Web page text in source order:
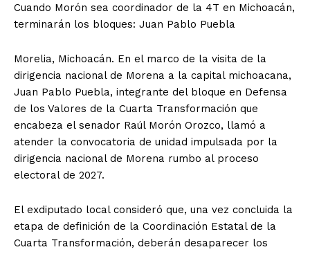
Cuando Morón sea coordinador de la 4T en Michoacán,
terminarán los bloques: Juan Pablo Puebla
Morelia, Michoacán. En el marco de la visita de la
dirigencia nacional de Morena a la capital michoacana,
Juan Pablo Puebla, integrante del bloque en Defensa
de los Valores de la Cuarta Transformación que
encabeza el senador Raúl Morón Orozco, llamó a
atender la convocatoria de unidad impulsada por la
dirigencia nacional de Morena rumbo al proceso
electoral de 2027.
El exdiputado local consideró que, una vez concluida la
etapa de definición de la Coordinación Estatal de la
Cuarta Transformación, deberán desaparecer los